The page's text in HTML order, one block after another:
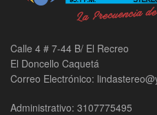
Calle 4 # 7-44 B/ El Recreo
El Doncello Caquetá
Correo Electrónico:
Administrativo: 3107775495